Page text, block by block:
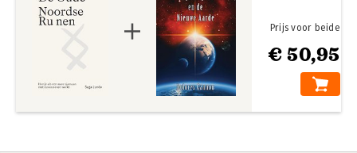
ending path.” – Saga
€ 50,95
Prijs voor beide